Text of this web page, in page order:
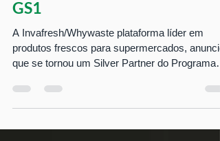
Invafresh/Whywaste torna-se
Silver Partner de soluções da
GS1
que se tornou um Silver Partner do Programa
de...